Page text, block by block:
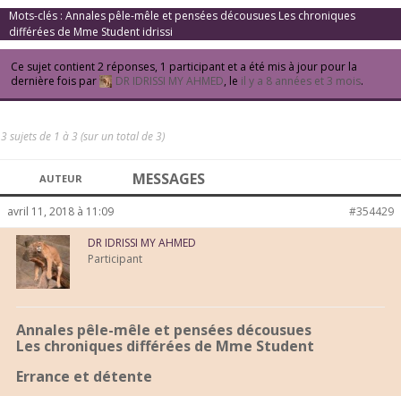
Mots-clés : Annales pêle-mêle et pensées décousues Les chroniques
différées de Mme Student idrissi
Ce sujet contient 2 réponses, 1 participant et a été mis à jour pour la
dernière fois par
DR IDRISSI MY AHMED, le il y a 8 années et 3 mois.
3 sujets de 1 à 3 (sur un total de 3)
AUTEUR MESSAGES
avril 11, 2018 à 11:09 #354429
DR IDRISSI MY AHMED
Participant
Annales pêle-mêle et pensées décousues
Les chroniques différées de Mme Student
Errance et détente